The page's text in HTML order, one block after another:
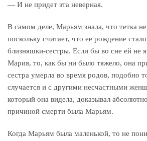
— И не придет эта неверная.
В самом деле, Марьям знала, что тетка
поскольку считает, что ее рождение
близняшки-сестры. Если бы во сне ей не
Мария, то, как бы ни было тяжело, она
сестра умерла во время родов, подобно
случается и с другими несчастными
который она видела, доказывал
причиной смерти была Марьям.
Когда Марьям была маленькой, то не